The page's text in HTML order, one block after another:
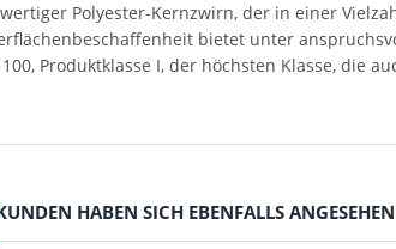
Polyester-Kernzwirn, der in einer
bietet unter
Produktklasse I, der höchsten Klasse, die
HABEN SICH EBENFALLS ANGESEHEN